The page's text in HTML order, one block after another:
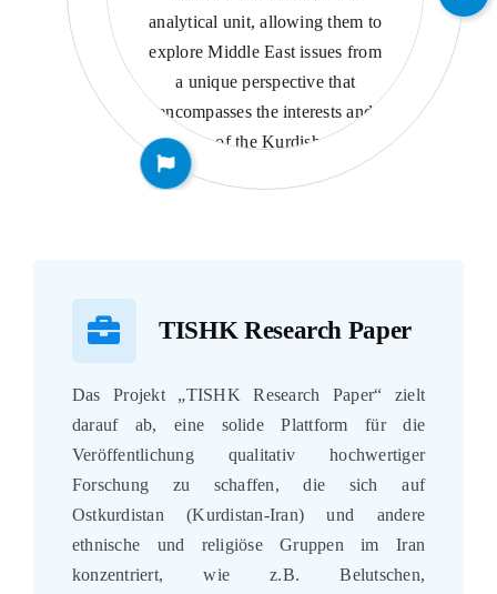
analytical unit, allowing them to
explore Middle East issues from
a unique perspective that
encompasses the interests and
nuances of the Kurdish people.
TISHK Research Paper
Das Projekt „TISHK Research Paper“ zielt
darauf ab, eine solide Plattform für die
Veröffentlichung qualitativ hochwertiger
Forschung zu schaffen, die sich auf
Ostkurdistan (Kurdistan-Iran) und andere
ethnische und religiöse Gruppen im Iran
konzentriert, wie z.B. Belutschen,